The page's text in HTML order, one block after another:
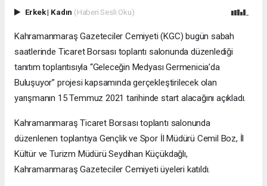
Erkek| Kadın (Haberi Sesli Oku)
Kahramanmaraş Gazeteciler Cemiyeti (KGC) bugün sabah
saatlerinde Ticaret Borsası toplantı salonunda düzenlediği
tanıtım toplantısıyla “Geleceğin Medyası Germenicia’da
Buluşuyor” projesi kapsamında gerçekleştirilecek olan
yarışmanın 15 Temmuz 2021 tarihinde start alacağını açıkladı.
Kahramanmaraş Ticaret Borsası toplantı salonunda
düzenlenen toplantıya Gençlik ve Spor İl Müdürü Cemil Boz, İl
Kültür ve Turizm Müdürü Seydihan Küçükdağlı,
Kahramanmaraş Gazeteciler Cemiyeti üyeleri katıldı.